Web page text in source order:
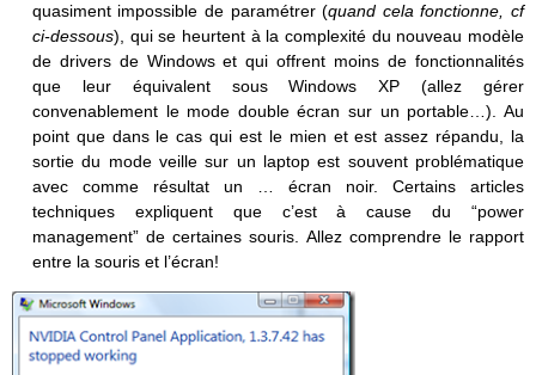
quasiment impossible de paramétrer (quand cela fonctionne, cf
ci-dessous), qui se heurtent à la complexité du nouveau modèle
de drivers de Windows et qui offrent moins de fonctionnalités
que leur équivalent sous Windows XP (allez gérer
convenablement le mode double écran sur un portable…). Au
point que dans le cas qui est le mien et est assez répandu, la
sortie du mode veille sur un laptop est souvent problématique
avec comme résultat un … écran noir. Certains articles
techniques expliquent que c’est à cause du “power
management” de certaines souris. Allez comprendre le rapport
entre la souris et l’écran!